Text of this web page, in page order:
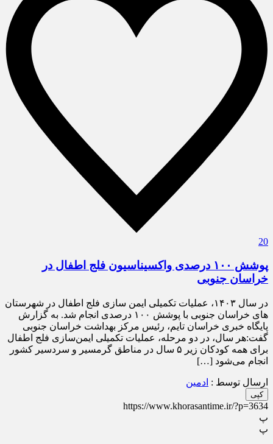
20
پوشش ۱۰۰ درصدی واکسیناسیون فلج اطفال در
خراسان جنوبی
در سال ۱۴۰۳، عملیات تکمیلی ایمن سازی فلج اطفال در شهرستان
های خراسان جنوبی با پوشش ۱۰۰ درصدی انجام شد. به گزارش
پایگاه خبری خراسان تایم، رئیس مرکز بهداشت خراسان جنوبی
گفت:هر سال، در دو مرحله، عملیات تکمیلی ایمن‌سازی فلج اطفال
برای همه کودکان زیر ۵ سال در مناطق گرمسیر و سردسیر کشور
انجام می‌شود […]
ارسال توسط : ادمین
کپی
https://www.khorasantime.ir/?p=3634
پ
پ